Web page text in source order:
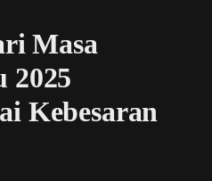
Masa
2025
Kebesaran